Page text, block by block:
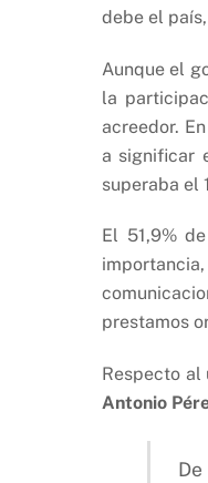
debe el
Aunque el
la
acreedor.
a significar
superaba el
El 51,9%
prestamos
Respecto al
Antonio